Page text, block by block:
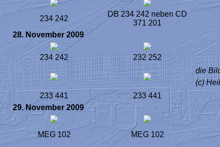
234 242
DB 234 242 neben CD
371 201
28. November 2009
234 242
232 252
die
(c)
233 441
233 441
29. November 2009
MEG 102 MEG 102